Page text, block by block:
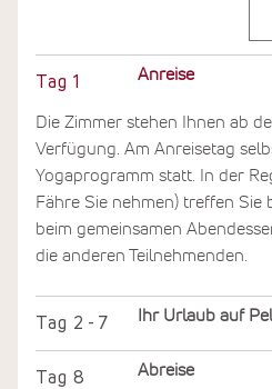
Tag 1 Anreise
Die Zimmer stehen Ihnen ab
Verfügung. Am Anreisetag
Yogaprogramm statt. In der
Fähre Sie nehmen) treffen Sie
beim gemeinsamen
die anderen Teilnehmenden.
Tag 2 - 7 Ihr Urlaub auf
Tag 8 Abreise